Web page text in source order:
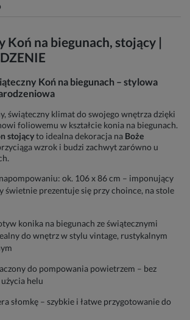
Koń na biegunach, stojący |
Koń na biegunach – stylowa
świąteczny klimat do swojego wnętrza dzięki
foliowemu w kształcie konia na biegunach.
stojącyto idealna dekoracja na Boże
wzrok i budzi zachwyt zarówno u
ok. 106 x 86 cm – imponujący
świetnie prezentuje się przy choince, na stole
konika na biegunach ze świątecznymi
do wnętrz w stylu vintage, rustykalnym
do pompowania powietrzem – bez
helu
słomkę – szybkie i łatwe przygotowanie do